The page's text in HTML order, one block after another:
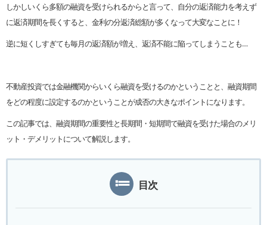
しかしいくら多額の融資を受けられるからと言って、自分の返済能力を考えず
に返済期間を長くすると、金利の分返済総額が多くなって大変なことに！
逆に短くしすぎても毎月の返済額が増え、返済不能に陥ってしまうことも…
不動産投資では金融機関からいくら融資を受けるのかということと、融資期間
をどの程度に設定するのかということが成否の大きなポイントになります。
この記事では、融資期間の重要性と長期間・短期間で融資を受けた場合のメリ
ット・デメリットについて解説します。
目次